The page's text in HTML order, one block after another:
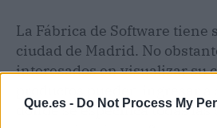
Que.es - Do Not Process My
La Fábrica de Software tiene
ciudad de Madrid. No
interesados en visualizar su
productos pueden ingresar
donde se especifica todas